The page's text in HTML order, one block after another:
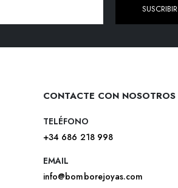
SUSCRIBIR
CONTACTE CON NOSOTROS
TELÉFONO
+34 686 218 998
EMAIL
info@bomborejoyas.com